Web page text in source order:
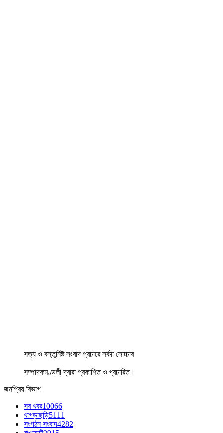
সত্য ও বস্তুনিষ্ট সংবাদ প্রচারে সর্বদা সোচ্চার
সম্পাদকমণ্ডলী দ্বারা প্রকাশিত ও প্রচারিত।
জনপ্রিয় বিভাগ
সব খবর10066
খাগড়াছড়ি5111
সংগঠন সংবাদ4282